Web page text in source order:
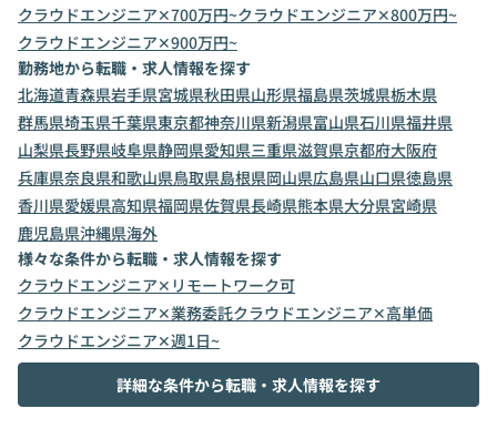
クラウドエンジニア✕700万円~クラウドエンジニア✕800万円~
クラウドエンジニア✕900万円~
勤務地から転職・求人情報を探す
北海道青森県岩手県宮城県秋田県山形県福島県茨城県栃木県
群馬県埼玉県千葉県東京都神奈川県新潟県富山県石川県福井県
山梨県長野県岐阜県静岡県愛知県三重県滋賀県京都府大阪府
兵庫県奈良県和歌山県鳥取県島根県岡山県広島県山口県徳島県
香川県愛媛県高知県福岡県佐賀県長崎県熊本県大分県宮崎県
鹿児島県沖縄県海外
様々な条件から転職・求人情報を探す
クラウドエンジニア✕リモートワーク可
クラウドエンジニア✕業務委託クラウドエンジニア✕高単価
クラウドエンジニア✕週1日~
詳細な条件から転職・求人情報を探す